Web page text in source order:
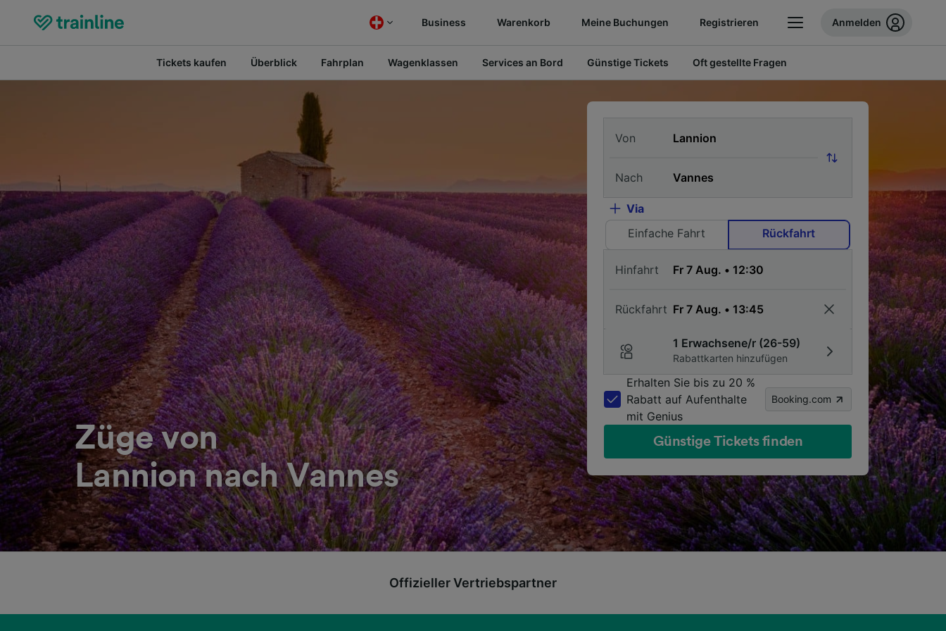
Business Warenkorb Meine Buchungen Registrieren Anmelden
Tickets kaufen Überblick Fahrplan Wagenklassen Services an Bord Günstige Tickets Oft gestellte Fragen
Züge von
Lannion nach Vannes
Von
Nach
Via
Einfache Fahrt
Rückfahrt
Hinfahrt
Rückfahrt
1 Erwachsene/r (26-59)
Rabattkarten hinzufügen
Erhalten Sie bis zu 20 %
Rabatt auf Aufenthalte
mit Genius
Booking.com
Günstige Tickets finden
Offizieller Vertriebspartner